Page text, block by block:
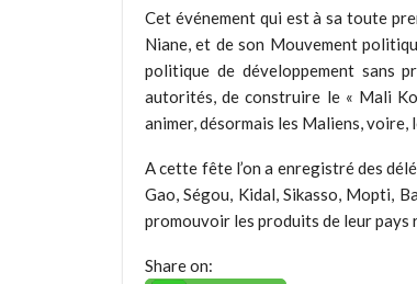
Cet événement qui est à sa toute
Niane, et de son Mouvement
politique de développement sans
autorités, de construire le « Mali
animer, désormais les Maliens, voire,
A cette fête l’on a enregistré des
Gao, Ségou, Kidal, Sikasso, Mopti,
promouvoir les produits de leur pays
Share on: